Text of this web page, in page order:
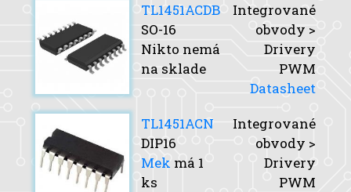
TL1451ACDB
SO-16
Nikto nemá
na sklade
Integrované
obvody >
Drivery
PWM
Datasheet
TL1451ACN
DIP16
Mek má 1
ks
Integrované
obvody >
Drivery
PWM